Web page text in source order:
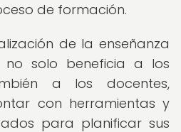
de formación.
de la enseñanza
solo beneficia a los
a los docentes,
con herramientas y
para planificar sus